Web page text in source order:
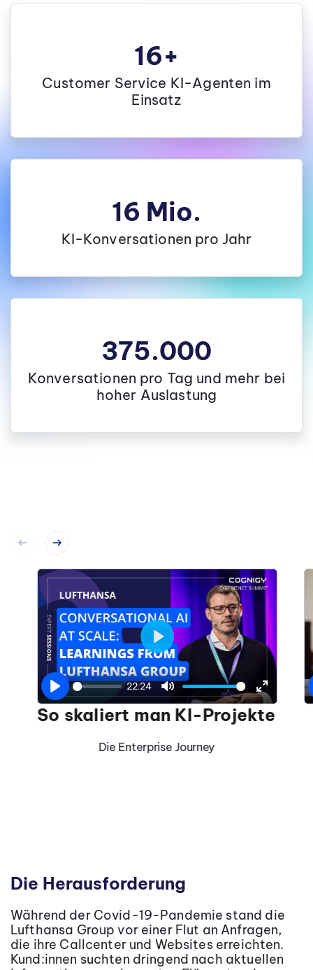
16+
Customer Service KI-Agenten im
Einsatz
16 Mio.
KI-Konversationen pro Jahr
375.000
Konversationen pro Tag und mehr bei
hoher Auslastung
Play
22:24
Mute
Enter
Play
So skaliert man KI-Projekte
Die Enterprise Journey
Die Herausforderung
Während der Covid-19-Pandemie stand die
Lufthansa Group vor einer Flut an Anfragen,
die ihre Callcenter und Websites erreichten.
Kund:innen suchten dringend nach aktuellen